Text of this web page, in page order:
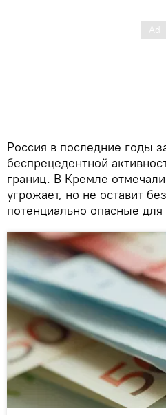
Россия в последние годы
беспрецедентной
границ. В Кремле
угрожает, но не оставит
потенциально опасные